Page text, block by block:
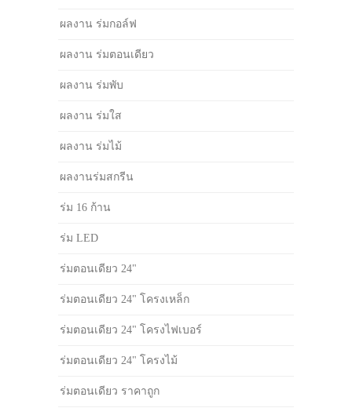
ผลงาน ร่มกอล์ฟ
ผลงาน ร่มตอนเดียว
ผลงาน ร่มพับ
ผลงาน ร่มใส
ผลงาน ร่มไม้
ผลงานร่มสกรีน
ร่ม 16 ก้าน
ร่ม LED
ร่มตอนเดียว 24"
ร่มตอนเดียว 24" โครงเหล็ก
ร่มตอนเดียว 24" โครงไฟเบอร์
ร่มตอนเดียว 24" โครงไม้
ร่มตอนเดียว ราคาถูก